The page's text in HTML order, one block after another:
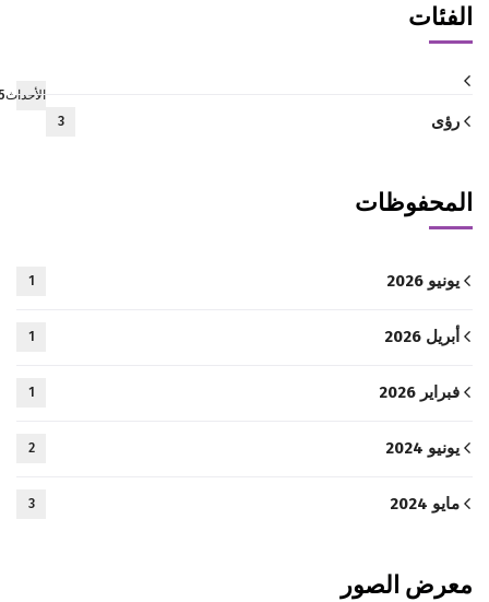
الفئات
الأحداث5
رؤى 3
المحفوظات
1 يونيو 2026
1 أبريل 2026
فبراير 2026 1
يونيو 2024 2
مايو 2024 3
معرض الصور